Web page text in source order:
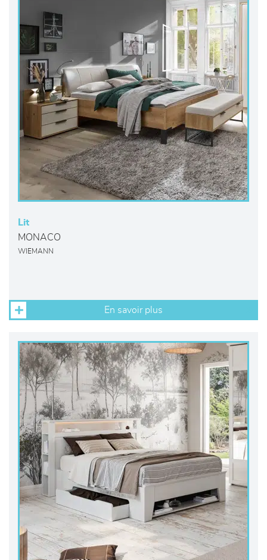
Lit
MONACO
WIEMANN
En savoir plus